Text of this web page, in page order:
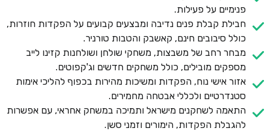
פנימיים על פעילות.
חבילת קבלת פנים נדיבה ומבצעים קבועים על הפקדות חוזרות,
כולל סיבובים חינם, קאשבק והטבות טורניר.
מבחר רחב של משבצות, משחקי שולחן ושולחנות קזינו לייב
מספקים מובילים, כולל משחקים חדשים וג'קפוטים.
אזור אישי נוח, הפקדות ומשיכות מהירות בכפוף להליכי אימות
סטנדרטיים ולכללי אבטחה מחמירים.
התאמה לשחקנים מישראל ותמיכה במשחק אחראי, עם אפשרות
להגבלת הפקדות, הימורים וזמני סשן.